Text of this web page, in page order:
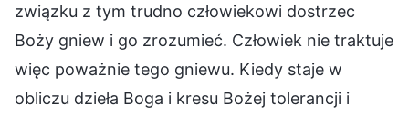
związku z tym trudno człowiekowi dostrzec
Boży gniew i go zrozumieć. Człowiek nie traktuje
więc poważnie tego gniewu. Kiedy staje w
obliczu dzieła Boga i kresu Bożej tolerancji i